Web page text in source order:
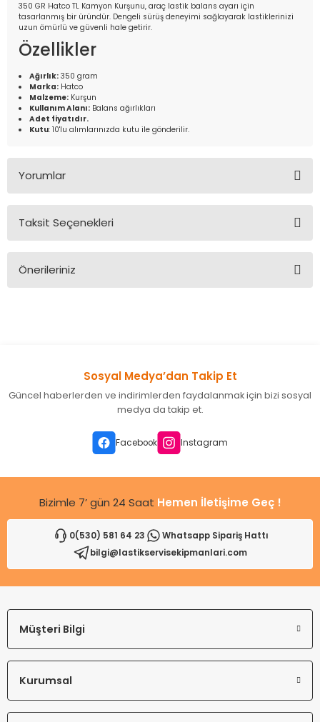
350 GR Hatco TL Kamyon Kurşunu, araç lastik balans ayarı için
tasarlanmış bir üründür. Dengeli sürüş deneyimi sağlayarak lastiklerinizi
uzun ömürlü ve güvenli hale getirir.
Özellikler
Ağırlık: 350 gram
Marka: Hatco
Malzeme: Kurşun
Kullanım Alanı: Balans ağırlıkları
Adet fiyatıdır.
Kutu: 10'lu alımlarınızda kutu ile gönderilir.
Yorumlar
Taksit Seçenekleri
Önerileriniz
Ürün resmi kalitesiz, bozuk veya görüntülenemiyor.
Ürün açıklamasında eksik bilgiler bulunuyor.
Ürün fiyatı diğer sitelerden daha pahalı.
Gönder
Sosyal Medya’dan Takip Et
Güncel haberlerden ve indirimlerden faydalanmak için bizi sosyal
medya da takip et.
Facebook Instagram
Bizimle 7’ gün 24 Saat Hemen İletişime Geç !
0(530) 581 64 23
Whatsapp Sipariş Hattı
bilgi@lastikservisekipmanlari.com
Müşteri Bilgi
Kurumsal